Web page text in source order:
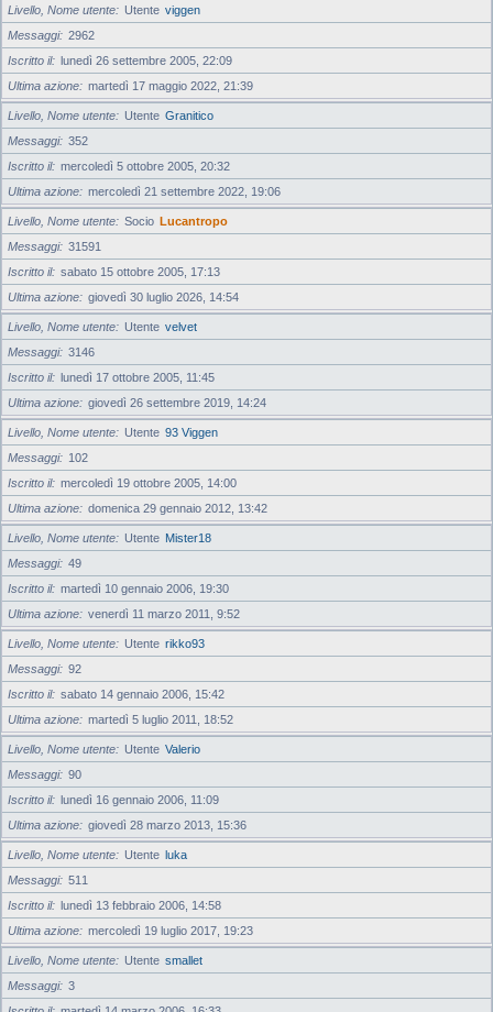
Livello, Nome utente Utente viggen
Messaggi
2962
Iscritto il
lunedì 26 settembre 2005, 22:09
Ultima azione
martedì 17 maggio 2022, 21:39
Livello, Nome utente Utente Granitico
Messaggi
352
Iscritto il
mercoledì 5 ottobre 2005, 20:32
Ultima azione
mercoledì 21 settembre 2022, 19:06
Livello, Nome utente Socio Lucantropo
Messaggi
31591
Iscritto il
sabato 15 ottobre 2005, 17:13
Ultima azione
giovedì 30 luglio 2026, 14:54
Livello, Nome utente Utente velvet
Messaggi
3146
Iscritto il
lunedì 17 ottobre 2005, 11:45
Ultima azione
giovedì 26 settembre 2019, 14:24
Livello, Nome utente Utente 93 Viggen
Messaggi
102
Iscritto il
mercoledì 19 ottobre 2005, 14:00
Ultima azione
domenica 29 gennaio 2012, 13:42
Livello, Nome utente Utente Mister18
Messaggi
49
Iscritto il
martedì 10 gennaio 2006, 19:30
Ultima azione
venerdì 11 marzo 2011, 9:52
Livello, Nome utente Utente rikko93
Messaggi
92
Iscritto il
sabato 14 gennaio 2006, 15:42
Ultima azione
martedì 5 luglio 2011, 18:52
Livello, Nome utente Utente Valerio
Messaggi
90
Iscritto il
lunedì 16 gennaio 2006, 11:09
Ultima azione
giovedì 28 marzo 2013, 15:36
Livello, Nome utente Utente luka
Messaggi
511
Iscritto il
lunedì 13 febbraio 2006, 14:58
Ultima azione
mercoledì 19 luglio 2017, 19:23
Livello, Nome utente Utente smallet
Messaggi
3